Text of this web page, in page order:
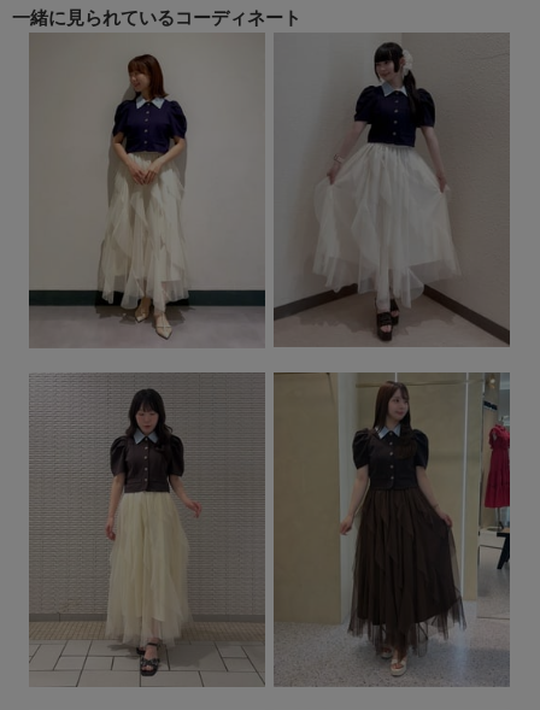
一緒に見られているコーディネート